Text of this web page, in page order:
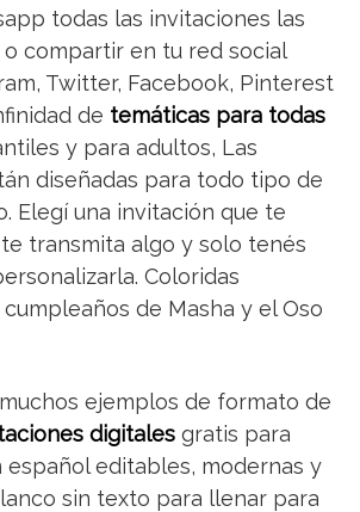
todas las invitaciones las
compartir en tu red social
Twitter, Facebook, Pinterest
de temáticas para todas
y para adultos, Las
diseñadas para todo tipo de
Elegí una invitación que te
transmita algo y solo tenés
Coloridas
de Masha y el Oso
ejemplos de formato de
digitales gratis para
español editables, modernas y
sin texto para llenar para